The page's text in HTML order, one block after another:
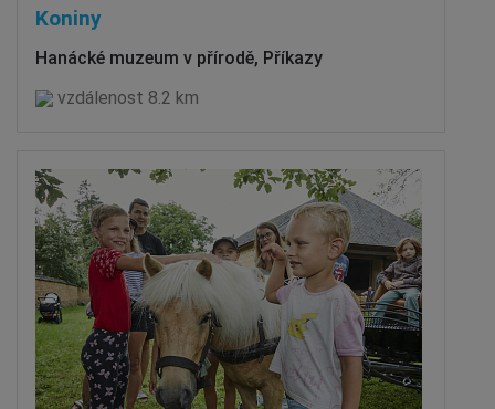
Koniny
Hanácké muzeum v přírodě, Příkazy
vzdálenost 8.2 km